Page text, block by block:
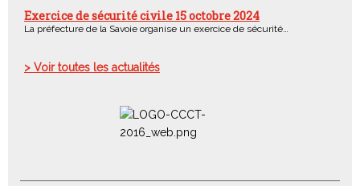
Exercice de sécurité civile 15 octobre 2024
La préfecture de la Savoie organise un exercice de sécurité…
> Voir toutes les actualités